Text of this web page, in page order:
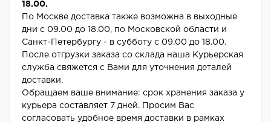
18.00.
По Москве доставка также возможна в выходные
дни с 09.00 до 18.00, по Московской области и
Санкт-Петербургу - в субботу с 09.00 до 18.00.
После отгрузки заказа со склада наша Курьерская
служба свяжется с Вами для уточнения деталей
доставки.
Обращаем ваше внимание: срок хранения заказа у
курьера составляет 7 дней. Просим Вас
согласовать удобное время доставки в рамках